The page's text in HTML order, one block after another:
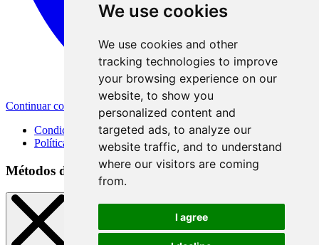
We use cookies
We use cookies and other
tracking technologies to improve
your browsing experience on our
website, to show you
personalized content and
targeted ads, to analyze our
website traffic, and to understand
where our visitors are coming
from.
I agree
Continuar con Apple
Condiciones de uso
Política de privacidad
Métodos de registro